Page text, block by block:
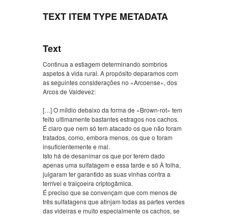
TEXT ITEM TYPE METADATA
Text
Continua a estiagem determinando sombrios
aspetos à vida rural. A propósito deparamos com
as seguintes considerações no «Arcoense», dos
Arcos de Valdevez:
[…] O míldio debaixo da forma de «Brown-rot» tem
feito ultimamente bastantes estragos nos cachos.
É claro que nem só tem atacado os que não foram
tratados, como, embora menos, os que o foram
insuficientemente e mal.
Isto há de desanimar os que por terem dado
apenas uma sulfatagem e essa tarde e só À folha,
julgaram ter garantido as suas vinhas contra a
terrível e traiçoeira criptogâmica.
É preciso que se convençam que com menos de
três sulfatagens que atinjam todas as partes verdes
das videiras e muito especialmente os cachos, se